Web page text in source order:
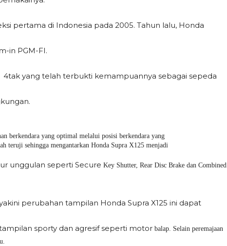
pertama di Indonesia pada 2005. Tahun lalu, Honda
in PGM-FI.
4tak yang telah terbukti kemampuannya sebagai sepeda
berkendara yang optimal melalui posisi berkendara yang
teruji sehingga mengantarkan Honda Supra X125 menjadi
unggulan seperti Secure Key Shutter, Rear Disc Brake dan Combined
perubahan tampilan Honda Supra X125 ini dapat
sporty dan agresif seperti motor balap. Selain peremajaan